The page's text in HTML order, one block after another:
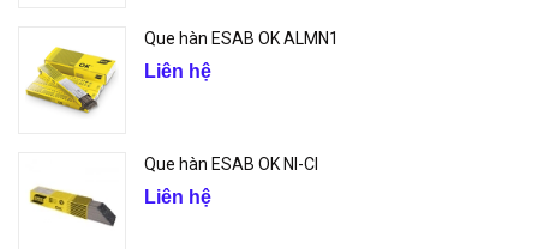
Que hàn ESAB OK ALMN1
Liên hệ
Que hàn ESAB OK NI-CI
Liên hệ